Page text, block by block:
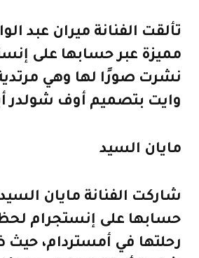
تألقت الفنانة ميران عبد
مميزة عبر حسابها على
نشرت صورًا لها وهي
وايت بتصميم أوف شولدر
مايان السيد
شاركت الفنانة مايان
حسابها على إنستجرام
رحلتها في أمستردام، حيث